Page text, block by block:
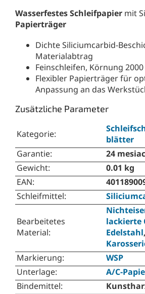
Wasserfestes Schleifpapier mit
Papierträger
Dichte Siliciumcarbid-
Materialabtrag
Feinschleifen, Körnung 2000
Flexibler Papierträger für
Anpassung an das
Zusätzliche Parameter
Kategorie:
blätter
Garantie:
24
Gewicht:
0.01 kg
EAN:
Schleifmittel:
Bearbeitetes
Material:
lackierte
Edelstahl,
Markierung:
WSP
Unterlage:
A/C-
Bindemittel: